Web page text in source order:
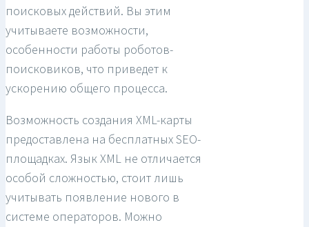
поисковых действий. Вы этим
учитываете возможности,
особенности работы роботов-
поисковиков, что приведет к
ускорению общего процесса.
Возможность создания XML-карты
предоставлена на бесплатных SEO-
площадках. Язык XML не отличается
особой сложностью, стоит лишь
учитывать появление нового в
системе операторов. Можно